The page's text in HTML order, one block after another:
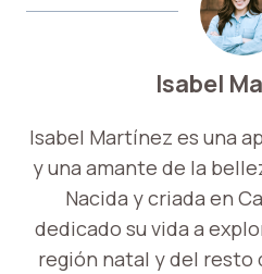
Isabel
Isabel Martínez es una
y una amante de la
Nacida y criada en
dedicado su vida a
región natal y del resto